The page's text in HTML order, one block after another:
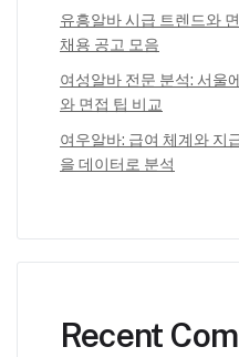
유흥알바 시급 트렌드와
채용 공고 모음
여성알바 전문 분석: 서울
와 면접 팁 비교
여우알바: 급여 체계와 지
을 데이터로 분석
Recent